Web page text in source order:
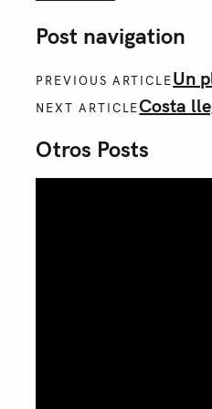
Post navigation
PREVIOUS ARTICLEUn
NEXT ARTICLECosta
Otros Posts